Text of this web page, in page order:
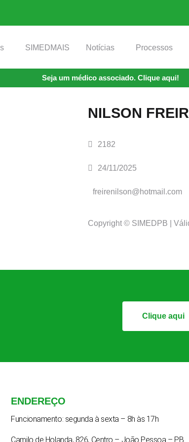
SIMEDMAIS Notícias Processos
Seja um médico associado. Clique aqui!
NILSON
2182
24/11/2025
freirenilson@hotmail.com
Copyright © SIMEDPB |
Clique aqui
ENDEREÇO
Funcionamento: segunda à sexta – 8h às 17h
Camilo de Holanda, 826, Centro – João Pessoa – PB